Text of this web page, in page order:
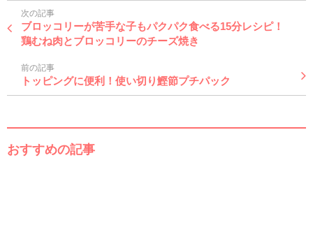
次の記事
ブロッコリーが苦手な子もパクパク食べる15分レシピ！
鶏むね肉とブロッコリーのチーズ焼き
前の記事
トッピングに便利！使い切り鰹節プチパック
おすすめの記事